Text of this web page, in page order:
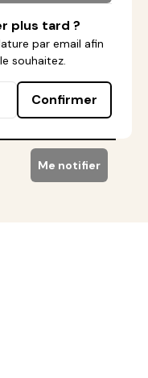
plus tard ?
par email afin
souhaitez.
Confirmer
Me notifier